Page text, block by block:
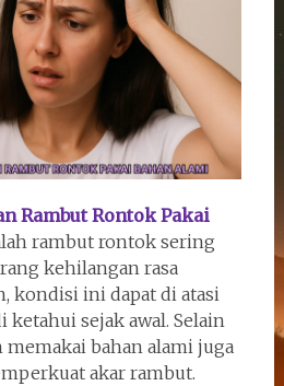
Rambut Rontok Pakai
rambut rontok sering
kehilangan rasa
kondisi ini dapat di atasi
ketahui sejak awal. Selain
bahan alami juga
akar rambut.